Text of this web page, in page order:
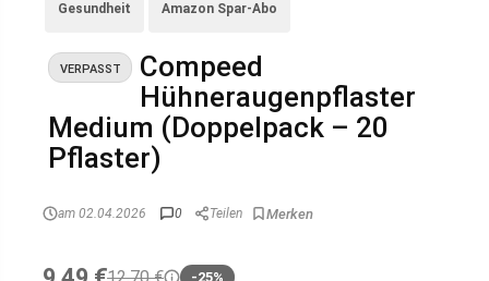
Gesundheit Amazon Spar-Abo
VERPASST
Compeed
Hühneraugenpflaster
Medium (Doppelpack – 20
Pflaster)
am 02.04.2026 0 Teilen
12,70 € -25%